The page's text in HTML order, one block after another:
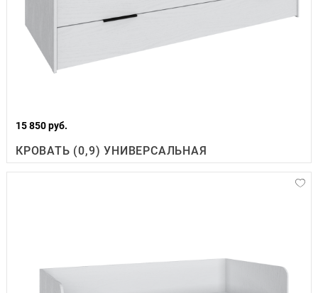
15 850 руб.
КРОВАТЬ (0,9) УНИВЕРСАЛЬНАЯ